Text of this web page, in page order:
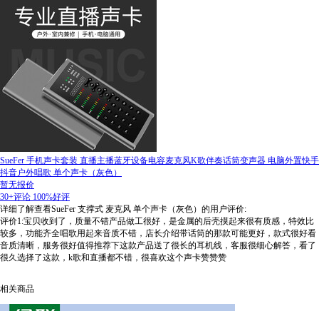
SueFer 手机声卡套装 直播主播蓝牙设备电容麦克风K歌伴奏话筒变声器 电脑外置快手
抖音户外唱歌 单个声卡（灰色）
暂无报价
30+评论 100%好评
详细了解查看SueFer 支撑式 麦克风 单个声卡（灰色）的用户评价:
评价1:宝贝收到了，质量不错产品做工很好，是金属的后壳摸起来很有质感，特效比
较多，功能齐全唱歌用起来音质不错，店长介绍带话筒的那款可能更好，款式很好看
音质清晰，服务很好值得推荐下这款产品送了很长的耳机线，客服很细心解答，看了
很久选择了这款，k歌和直播都不错，很喜欢这个声卡赞赞赞
相关商品